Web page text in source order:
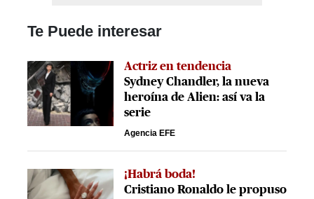
Te Puede interesar
Actriz en tendencia
Sydney Chandler, la nueva
heroína de Alien: así va la
serie
Agencia EFE
¡Habrá boda!
Cristiano Ronaldo le propuso